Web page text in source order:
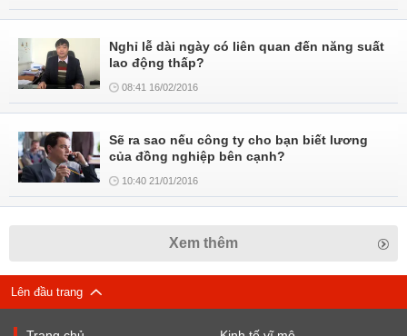
Nghỉ lễ dài ngày có liên quan đến năng suất
lao động thấp?
08:41 16/02/2016
Sẽ ra sao nếu công ty cho bạn biết lương
của đồng nghiệp bên cạnh?
10:40 21/01/2016
Xem thêm
Lên đầu trang